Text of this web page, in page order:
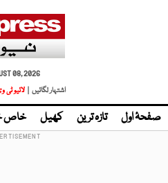
08, 2026
اشتہار لگائیں |
لائیو ٹی
صفحۂ اول تازہ ترین کھیل خاص